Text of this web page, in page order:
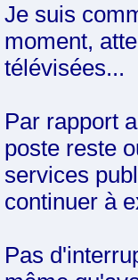
s
a
g
e
Je suis
moment,
télévisées...
Par rapport
poste reste
services
continuer à
Pas